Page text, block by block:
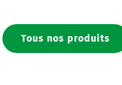
Tous nos produits